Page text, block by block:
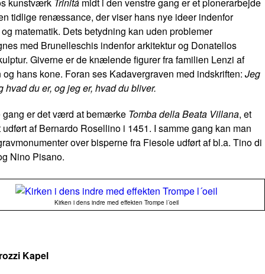
tidlige renæssance, der viser hans nye ideer indenfor
matematik. Dets betydning kan uden problemer
med Brunelleschis indenfor arkitektur og Donatellos
Giverne er de knælende figurer fra familien Lenzi af
og hans kone. Foran ses Kadavergraven med indskriften: Jeg
hvad du er, og jeg er, hvad du bliver.
gang er det værd at bemærke Tomba della Beata Villana, et
af Bernardo Rosellino i 1451. I samme gang kan man
over bisperne fra Fiesole udført af bl.a. Tino di
Nino Pisano.
Kirken i dens indre med effekten Trompe l´oeil
Kapel